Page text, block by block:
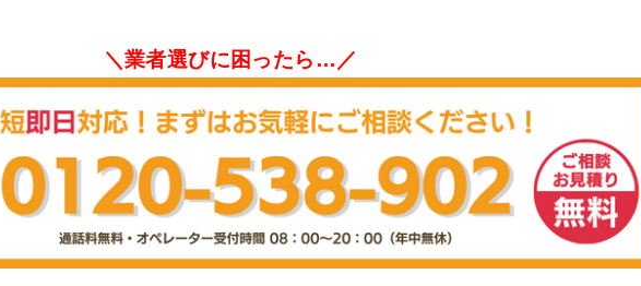
＼業者選びに困ったら…／